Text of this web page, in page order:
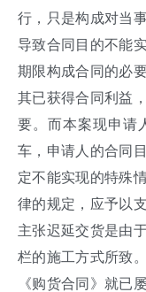
行，只是构成对当
导致合同目的不能
期限构成合同的必
其已获得合同利益
要。而本案现申请
车，申请人的合同
定不能实现的特殊
律的规定，应予以
主张迟延交货是由
栏的施工方式所致
《购货合同》就已